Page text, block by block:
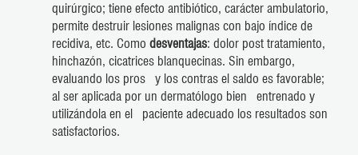
quirúrgico; tiene efecto antibiótico, carácter ambulatorio,
permite destruir lesiones malignas con bajo índice de
recidiva, etc. Como desventajas: dolor post tratamiento,
hinchazón, cicatrices blanquecinas. Sin embargo,
evaluando los pros y los contras el saldo es favorable;
al ser aplicada por un dermatólogo bien entrenado y
utilizándola en el paciente adecuado los resultados son
satisfactorios.